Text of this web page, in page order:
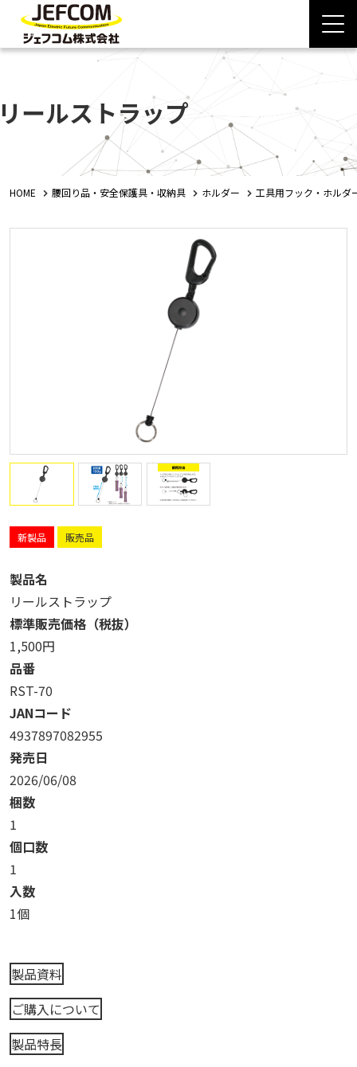
ールストラップ
HOME 腰回り品・安全保護具・収納具 ホルダー 工具用フック・ホルダ
新製品 販売品
製品名
リールストラップ
標準販売価格（税抜）
1,500円
品番
RST-70
JANコード
4937897082955
発売日
2026/06/08
梱数
1
個口数
1
入数
1個
製品資料
ご購入について
製品特長